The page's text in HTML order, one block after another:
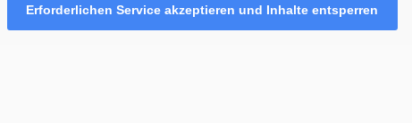
Erforderlichen Service akzeptieren und Inhalte entsperren